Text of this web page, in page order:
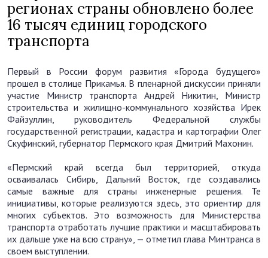
регионах страны обновлено более
16 тысяч единиц городского
транспорта
Первый в России форум развития «Города будущего»
прошел в столице Прикамья. В пленарной дискуссии приняли
участие Министр транспорта Андрей Никитин, Министр
строительства и жилищно-коммунального хозяйства Ирек
Файзуллин, руководитель Федеральной службы
государственной регистрации, кадастра и картографии Олег
Скуфинский, губернатор Пермского края Дмитрий Махонин.
«Пермский край всегда был территорией, откуда
осваивалась Сибирь, Дальний Восток, где создавались
самые важные для страны инженерные решения. Те
инициативы, которые реализуются здесь, это ориентир для
многих субъектов. Это возможность для Министерства
транспорта отработать лучшие практики и масштабировать
их дальше уже на всю страну», — отметил глава Минтранса в
своем выступлении.